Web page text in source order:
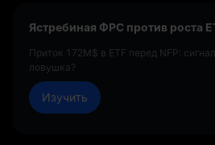
Ястребиная ФРС против роста
Приток 172M$ в ETF перед NFP:
ловушка?
Изучить